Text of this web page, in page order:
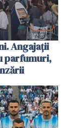
Angajații
parfumuri,